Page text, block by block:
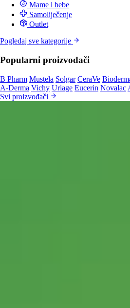
Mame i bebe
Samoliječenje
Outlet
Pogledaj sve kategorije
Popularni proizvođači
B Pharm Mustela Solgar CeraVe
A-Derma Vichy Uriage Eucerin Novalac
Svi proizvođači